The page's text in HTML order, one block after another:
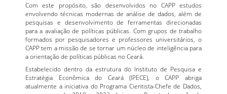
Com este propósito, são desenvolvidos no CAPP estudos
envolvendo técnicas modernas de análise de dados, além de
pesquisas e desenvolvimento de ferramentas direcionadas
para a avaliação de políticas públicas. Com grupos de trabalho
formados por pesquisadores e professores universitários, o
CAPP tem a missão de se tornar um núcleo de inteligência para
a orientação de políticas públicas no Ceará.
Estabelecido dentro da estrutura do Instituto de Pesquisa e
Estratégia Econômica do Ceará (IPECE), o CAPP abriga
atualmente a iniciativa do Programa Cientista-Chefe de Dados,